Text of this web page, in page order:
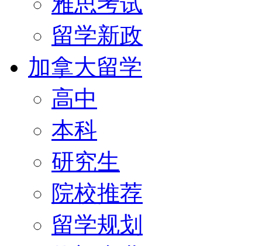
留学新政
加拿大留学
高中
本科
研究生
院校推荐
留学规划